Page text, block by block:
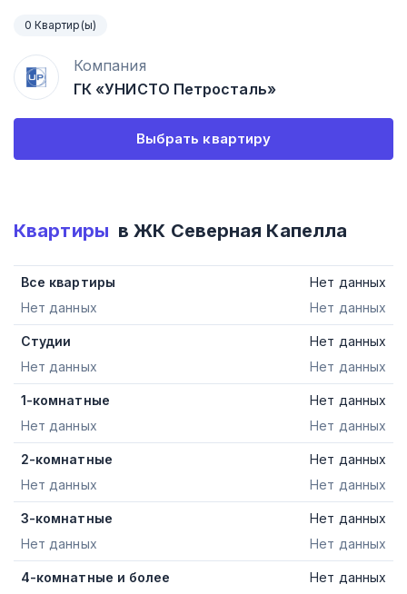
0 Квартир(ы)
Компания
ГК «УНИСТО Петросталь»
Выбрать квартиру
Квартиры в ЖК Северная Капелла
Все квартиры
Нет данных
Нет данных
Нет данных
Студии
Нет данных
Нет данных
Нет данных
1-комнатные
Нет данных
Нет данных
Нет данных
2-комнатные
Нет данных
Нет данных
Нет данных
3-комнатные
Нет данных
Нет данных
Нет данных
4-комнатные и более
Нет данных